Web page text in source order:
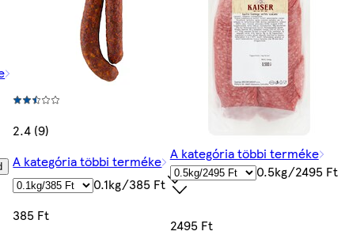
2.4 (9)
A kategória többi terméke
0.1kg/385 Ft
385 Ft
A kategória többi terméke
0.5kg/2495 Ft
2495 Ft